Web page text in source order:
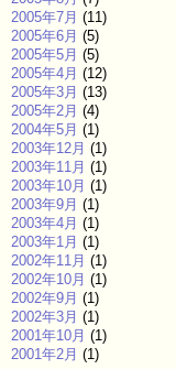
2005年7月 (11)
2005年6月 (5)
2005年5月 (5)
2005年4月 (12)
2005年3月 (13)
2005年2月 (4)
2004年5月 (1)
2003年12月 (1)
2003年11月 (1)
2003年10月 (1)
2003年9月 (1)
2003年4月 (1)
2003年1月 (1)
2002年11月 (1)
2002年10月 (1)
2002年9月 (1)
2002年3月 (1)
2001年10月 (1)
2001年2月 (1)